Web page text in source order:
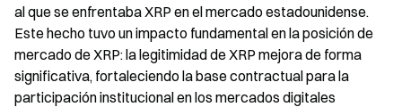
al que se enfrentaba XRP en el mercado estadounidense.
Este hecho tuvo un impacto fundamental en la posición de
mercado de XRP: la legitimidad de XRP mejora de forma
significativa, fortaleciendo la base contractual para la
participación institucional en los mercados digitales